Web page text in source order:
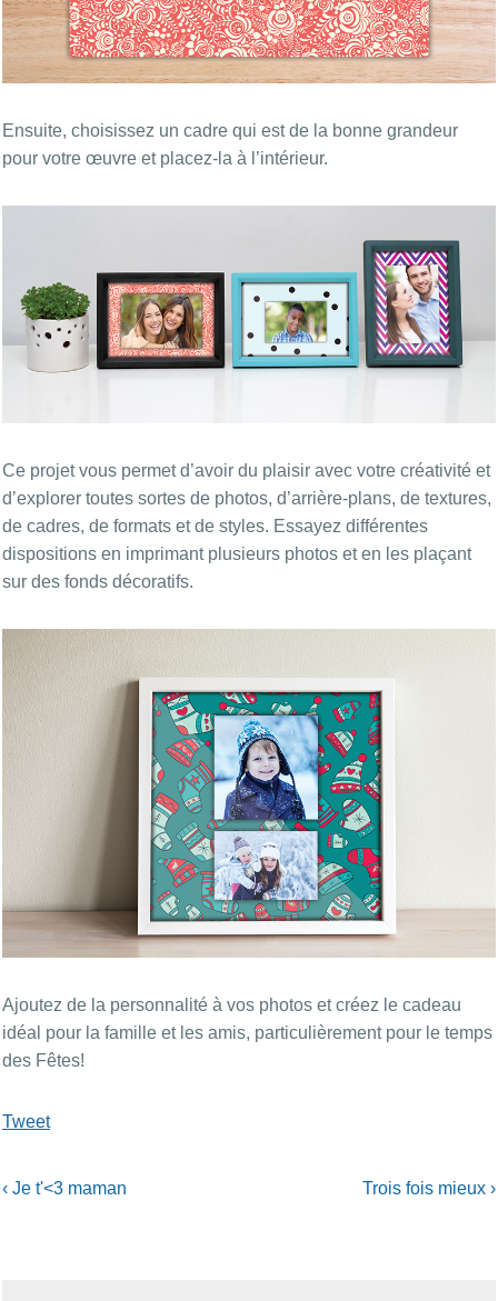
Ensuite, choisissez un cadre qui est de la bonne grandeur
pour votre œuvre et placez-la à l’intérieur.
Ce projet vous permet d’avoir du plaisir avec votre créativité et
d’explorer toutes sortes de photos, d’arrière-plans, de textures,
de cadres, de formats et de styles. Essayez différentes
dispositions en imprimant plusieurs photos et en les plaçant
sur des fonds décoratifs.
Ajoutez de la personnalité à vos photos et créez le cadeau
idéal pour la famille et les amis, particulièrement pour le temps
des Fêtes!
Tweet
‹ Je t'<3 maman Trois fois mieux ›